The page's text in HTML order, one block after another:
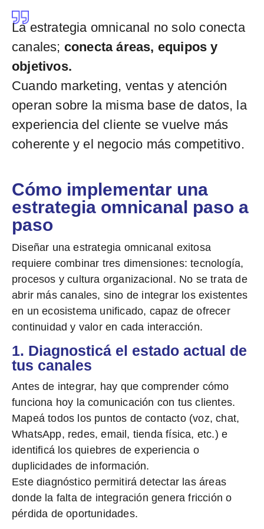
La estrategia omnicanal no solo conecta
canales; conecta áreas, equipos y
objetivos.
Cuando marketing, ventas y atención
operan sobre la misma base de datos, la
experiencia del cliente se vuelve más
coherente y el negocio más competitivo.
Cómo implementar una
estrategia omnicanal paso a
paso
Diseñar una estrategia omnicanal exitosa
requiere combinar tres dimensiones: tecnología,
procesos y cultura organizacional. No se trata de
abrir más canales, sino de integrar los existentes
en un ecosistema unificado, capaz de ofrecer
continuidad y valor en cada interacción.
1. Diagnosticá el estado actual de
tus canales
Antes de integrar, hay que comprender cómo
funciona hoy la comunicación con tus clientes.
Mapeá todos los puntos de contacto (voz, chat,
WhatsApp, redes, email, tienda física, etc.) e
identificá los quiebres de experiencia o
duplicidades de información.
Este diagnóstico permitirá detectar las áreas
donde la falta de integración genera fricción o
pérdida de oportunidades.